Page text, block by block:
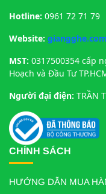
Hotline: 0961 72 71 79
Website: giangghe.com
MST: 0317500354 cấp
Hoạch và Đầu Tư
Người đại điện: TRẦN
CHÍNH SÁCH
HƯỚNG DẪN MUA